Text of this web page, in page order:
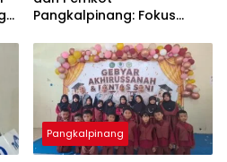
Pangkalpinang: Fokus
Pangkalpinang